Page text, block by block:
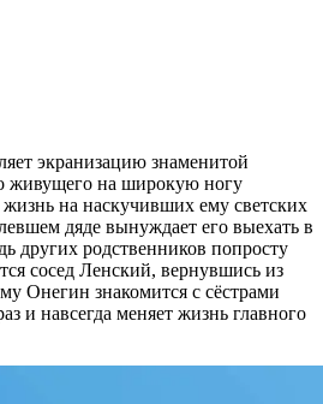
экранизацию знаменитой
на широкую ногу
на наскучивших ему светских
дяде вынуждает его выехать в
других родственников попросту
сосед Ленский, вернувшись из
Онегин знакомится с сёстрами
и навсегда меняет жизнь главного